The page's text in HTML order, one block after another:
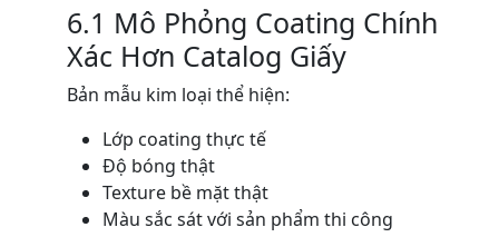
6.1 Mô Phỏng Coating Chính
Xác Hơn Catalog Giấy
Bản mẫu kim loại thể hiện:
Lớp coating thực tế
Độ bóng thật
Texture bề mặt thật
Màu sắc sát với sản phẩm thi công